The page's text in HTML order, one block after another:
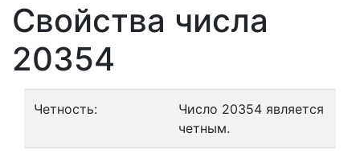
Свойства числа
20354
Четность:
Число 20354 является
четным.